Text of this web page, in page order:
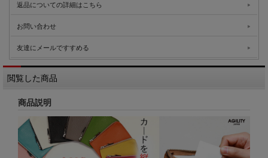
返品についての詳細はこちら
お問い合わせ
友達にメールですすめる
閲覧した商品
商品説明